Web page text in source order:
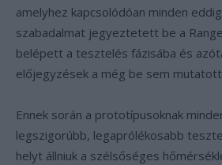
amelyhez kapcsolódóan minden
szabadalmat jegyeztetett be a
belépett a tesztelés fázisába és
előjegyzések a még be sem
Ennek során a prototípusoknak
legszigorúbb, legaprólékosabb
helyt állniuk a szélsőséges